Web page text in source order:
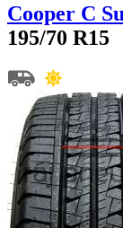
Cooper C
195/70 R15